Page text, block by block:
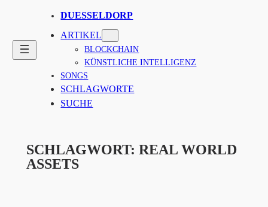
DUESSELDORP
ARTIKEL
BLOCKCHAIN
KÜNSTLICHE INTELLIGENZ
SONGS
SCHLAGWORTE
SUCHE
SCHLAGWORT: REAL WORLD
ASSETS